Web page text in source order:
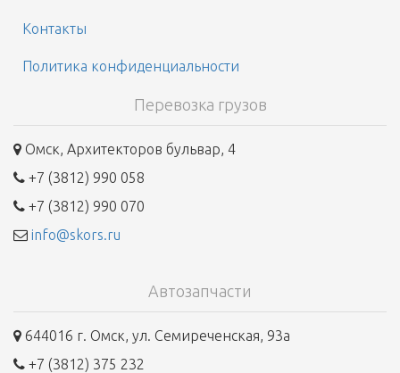
Контакты
Политика конфиденциальности
Перевозка грузов
Омск, Архитекторов бульвар, 4
+7 (3812) 990 058
+7 (3812) 990 070
info@skors.ru
Автозапчасти
644016 г. Омск, ул. Семиреченская, 93а
+7 (3812) 375 232